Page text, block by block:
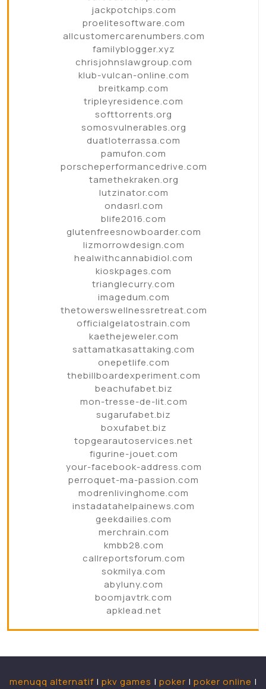
jackpotchips.com
proelitesoftware.com
allcustomercarenumbers.com
familyblogger.xyz
chrisjohnslawgroup.com
klub-vulcan-online.com
breitkamp.com
tripleyresidence.com
softtorrents.org
somosvulnerables.org
duatloterrassa.com
pamufon.com
porscheperformancedrive.com
tamethekraken.org
lutzinator.com
ondasrl.com
blife2016.com
glutenfreesnowboarder.com
lizmorrowdesign.com
healwithcannabidiol.com
kioskpages.com
trianglecurry.com
imagedum.com
thetowerswellnessretreat.com
officialgelatostrain.com
kaethejeweler.com
sattamatkasattaking.com
onepetlife.com
thebillboardexperiment.com
beachufabet.biz
mon-tresse-de-lit.com
sugarufabet.biz
boxufabet.biz
topgearautoservices.net
figurine-jouet.com
your-facebook-address.com
perroquet-ma-passion.com
modrenlivinghome.com
instadatahelpainews.com
geekdailies.com
merchrain.com
kmbb28.com
callreportsforum.com
sokmilya.com
abyluny.com
boomjavtrk.com
apklead.net
menuqq alternatif| pkv games | poker | poker online |